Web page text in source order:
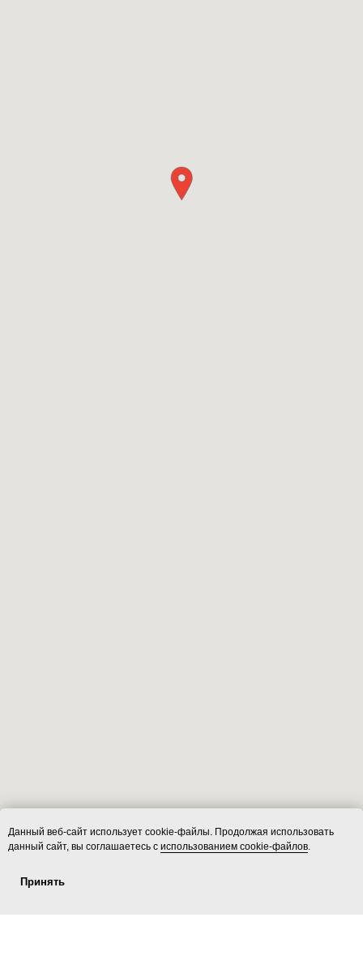
Данный веб-сайт использует cookie-файлы. Продолжая использовать
данный сайт, вы соглашаетесь с использованием cookie-файлов.
Принять